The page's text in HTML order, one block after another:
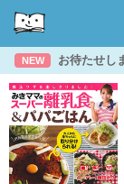
NEW お待たせし